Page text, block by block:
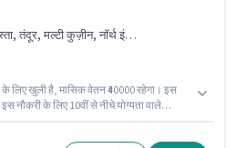
कार्ड, कॉन्टिनेंटल, बैंक अकाउंट, चीनी, फूड हाईजीन/ सेफ्टी, फूड प्रेजेंटेशन/ प्लेटिंग
के लिए खुली है, मासिक वेतन ₹40000 रहेगा। इस
नौकरी के लिए 10वीं से नीचे योग्यता वाले